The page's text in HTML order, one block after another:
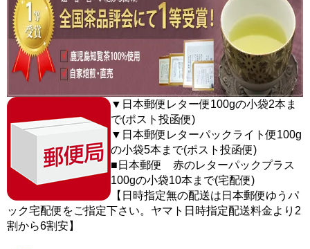
▼日本郵便レター便100gの小袋2本ま
で(ポスト投函便)
▼日本郵便レターパックライト便100g
の小袋5本まで(ポスト投函便)
■日本郵便 赤のレターパックプラス
100gの小袋10本まで(宅配便)
【日時指定無の配送は日本郵便ゆうパ
ック宅配便をご指定下さい。ヤマト日時指定配送料金より2
割から6割安】